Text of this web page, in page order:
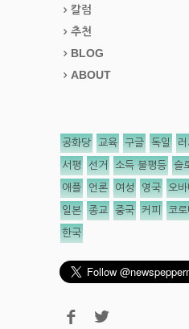
칼럼
추천
BLOG
ABOUT
공화당 교육 구글 독일
서평 선거 소득 불평등 슬
애플 언론 여성 영국 오
일본 종교 중국 커피 코
한국